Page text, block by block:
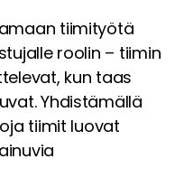
tiimityötä
roolin – tiimin
kun taas
Yhdistämällä
tiimit luovat